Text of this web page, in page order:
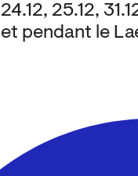
24.12, 25.12,
et pendant le